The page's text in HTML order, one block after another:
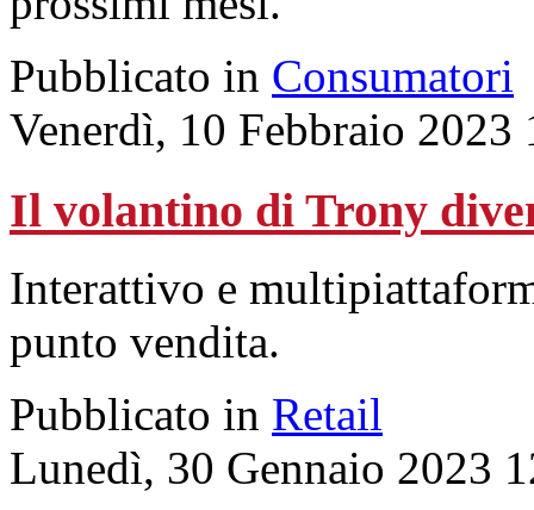
Pubblicato in Consumatori
Venerdì, 10 Febbraio 2023
Il volantino di Trony
Interattivo e
punto vendita.
Pubblicato in Retail
Lunedì, 30 Gennaio 2023